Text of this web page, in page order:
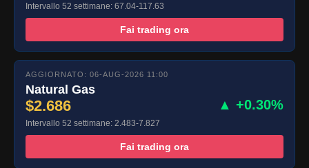
Intervallo 52 settimane: 67.04-117.63
Fai trading ora
AGGIORNATO: 06-AUG-2026 11:00
Natural Gas
$2.686 ▲ +0.30%
Intervallo 52 settimane: 2.483-7.827
Fai trading ora